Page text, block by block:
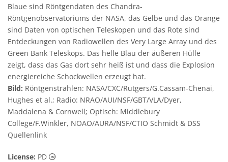
Blaue sind Röntgendaten des Chandra-
Röntgenobservatoriums der NASA, das Gelbe und das Orange
sind Daten von optischen Teleskopen und das Rote sind
Entdeckungen von Radiowellen des Very Large Array und des
Green Bank Teleskops. Das helle Blau der äußeren Hülle
zeigt, dass das Gas dort sehr heiß ist und dass die Explosion
energiereiche Schockwellen erzeugt hat.
Bild: Röntgenstrahlen: NASA/CXC/Rutgers/G.Cassam-Chenai,
Hughes et al.; Radio: NRAO/AUI/NSF/GBT/VLA/Dyer,
Maddalena & Cornwell; Optisch: Middlebury
College/F.Winkler, NOAO/AURA/NSF/CTIO Schmidt & DSS
Quellenlink
License: PD Gemeinfrei Symbole